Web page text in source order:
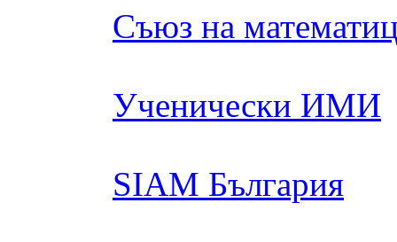
Съюз на
Ученически ИМИ
SIAM България